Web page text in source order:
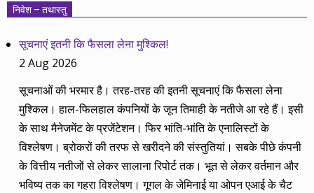
निवेश – तथास्तु
सूचनाएं इतनी कि फैसला लेना मुश्किल!
2 Aug 2026
सूचनाओं की भरमार है। तरह-तरह की इतनी सूचनाएं कि फैसला लेना
मुश्किल। हाल-फिलहाल कंपनियों के जून तिमाही के नतीजे आ रहे हैं। इसी
के साथ मैनेजमेंट के प्रजेंटेशन। फिर भांति-भांति के एनालिस्टों के
विश्लेषण। ब्रोकरों की तरफ से खरीदने की संस्तुतियां। सबके पीछे कंपनी
के वित्तीय नतीजों से लेकर सालाना रिपोर्ट तक। भूत से लेकर वर्तमान और
भविष्य तक का गहरा विश्लेषण। गूगल के जेमिनाई या ओपन एआई के चैट